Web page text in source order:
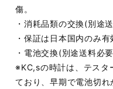
傷。
・消耗品類の交換(別途
・保証は日本国内のみ有
・電池交換(別途送料必
※KC,sの時計は、テスタ
ており、早期で電池切